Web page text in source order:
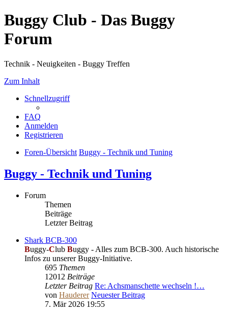
Buggy Club - Das Buggy
Forum
Technik - Neuigkeiten - Buggy Treffen
Zum Inhalt
Schnellzugriff
FAQ
Anmelden
Registrieren
Foren-Übersicht Buggy - Technik und Tuning
Buggy - Technik und Tuning
Forum
Themen
Beiträge
Letzter Beitrag
Shark BCB-300
Buggy-Club Buggy - Alles zum BCB-300. Auch historische
Infos zu unserer Buggy-Initiative.
695 Themen
12012 Beiträge
Letzter Beitrag Re: Achsmanschette wechseln !…
von Hauderer Neuester Beitrag
7. Mär 2026 19:55